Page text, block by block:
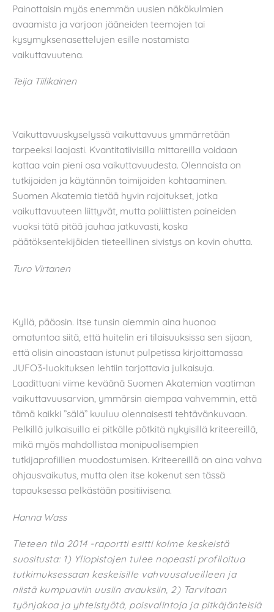
Painottaisin myös enemmän uusien näkökulmien
avaamista ja varjoon jääneiden teemojen tai
kysymyksenasettelujen esille nostamista
vaikuttavuutena.
Teija Tiilikainen
Vaikuttavuuskyselyssä vaikuttavuus ymmärretään
tarpeeksi laajasti. Kvantitatiivisilla mittareilla voidaan
kattaa vain pieni osa vaikuttavuudesta. Olennaista on
tutkijoiden ja käytännön toimijoiden kohtaaminen.
Suomen Akatemia tietää hyvin rajoitukset, jotka
vaikuttavuuteen liittyvät, mutta poliittisten paineiden
vuoksi tätä pitää jauhaa jatkuvasti, koska
päätöksentekijöiden tieteellinen sivistys on kovin ohutta.
Turo Virtanen
Kyllä, pääosin. Itse tunsin aiemmin aina huonoa
omatuntoa siitä, että huitelin eri tilaisuuksissa sen sijaan,
että olisin ainoastaan istunut pulpetissa kirjoittamassa
JUFO3-luokituksen lehtiin tarjottavia julkaisuja.
Laadittuani viime keväänä Suomen Akatemian vaatiman
vaikuttavuusarvion, ymmärsin aiempaa vahvemmin, että
tämä kaikki ”sälä” kuuluu olennaisesti tehtävänkuvaan.
Pelkillä julkaisuilla ei pitkälle pötkitä nykyisillä kriteereillä,
mikä myös mahdollistaa monipuolisempien
tutkijaprofiilien muodostumisen. Kriteereillä on aina vahva
ohjausvaikutus, mutta olen itse kokenut sen tässä
tapauksessa pelkästään positiivisena.
Hanna Wass
Tieteen tila 2014 -raportti esitti kolme keskeistä
suositusta: 1) Yliopistojen tulee nopeasti profiloitua
tutkimuksessaan keskeisille vahvuusalueilleen ja
niistä kumpuaviin uusiin avauksiin, 2) Tarvitaan
työnjakoa ja yhteistyötä, poisvalintoja ja pitkäjänteisiä